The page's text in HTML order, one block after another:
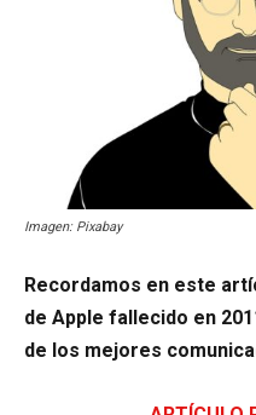
Imagen: Pixabay
Recordamos en este
de Apple fallecido en
de los mejores